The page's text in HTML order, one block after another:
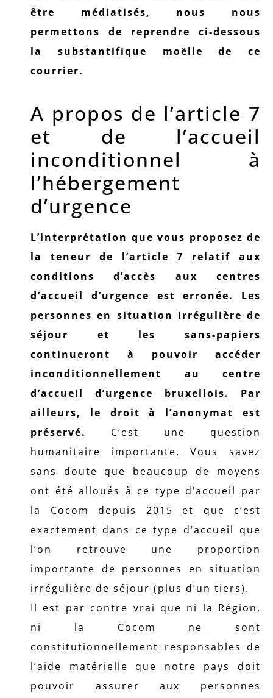
être médiatisés, nous nous
permettons de reprendre ci-dessous
la substantifique moëlle de ce
courrier.
A propos de l’article 7
et de l’accueil
inconditionnel à
l’hébergement
d’urgence
L’interprétation que vous proposez de
la teneur de l’article 7 relatif aux
conditions d’accès aux centres
d’accueil d’urgence est erronée.
Les
personnes en situation irrégulière de
séjour et les sans-papiers
continueront à pouvoir accéder
inconditionnellement au centre
d’accueil d’urgence bruxellois. Par
ailleurs, le droit à l’anonymat est
préservé.
C’est une question
humanitaire importante. Vous savez
sans doute que beaucoup de moyens
ont été alloués à ce type d’accueil par
la Cocom depuis 2015 et que c’est
exactement dans ce type d’accueil que
l’on retrouve une proportion
importante de personnes en situation
irrégulière de séjour (plus d’un tiers).
Il est par contre vrai que ni la Région,
ni la Cocom ne sont
constitutionnellement responsables de
l’aide matérielle que notre pays doit
pouvoir assurer aux personnes